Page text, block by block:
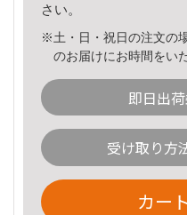
さい。
※土・日・祝日の注文の
のお届けにお時間をい
即日出
受け取り方
カー